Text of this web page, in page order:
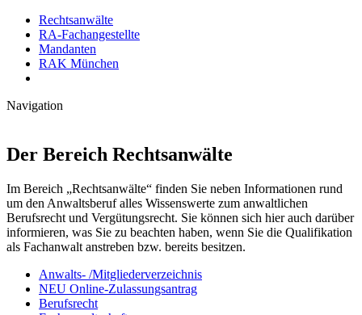
Rechtsanwälte
RA-Fachangestellte
Mandanten
RAK München
Navigation
Der Bereich Rechtsanwälte
Im Bereich „Rechtsanwälte“ finden Sie neben Informationen rund
um den Anwaltsberuf alles Wissenswerte zum anwaltlichen
Berufsrecht und Vergütungsrecht. Sie können sich hier auch darüber
informieren, was Sie zu beachten haben, wenn Sie die Qualifikation
als Fachanwalt anstreben bzw. bereits besitzen.
Anwalts- /Mitgliederverzeichnis
NEU Online-Zulassungsantrag
Berufsrecht